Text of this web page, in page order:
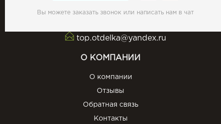
Вы можете заказать звонок или написать нам в чат
top.otdelka@yandex.ru
О КОМПАНИИ
О компании
Отзывы
Обратная связь
Контакты